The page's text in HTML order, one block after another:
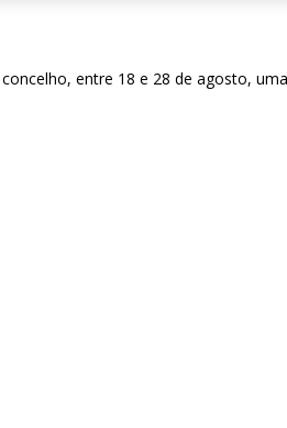
entre 18 e 28 de agosto,